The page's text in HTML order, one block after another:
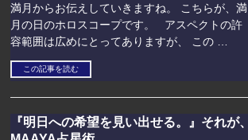
満月からお伝えしていきますね。 こちらが、満
月の日のホロスコープです。 アスペクトの許
容範囲は広めにとってありますが、 この …
この記事を読む
『明日への希望を見い出せる。』それが、